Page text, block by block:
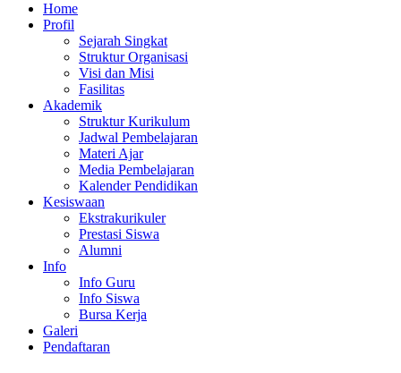
Home
Profil
Sejarah Singkat
Struktur Organisasi
Visi dan Misi
Fasilitas
Akademik
Struktur Kurikulum
Jadwal Pembelajaran
Materi Ajar
Media Pembelajaran
Kalender Pendidikan
Kesiswaan
Ekstrakurikuler
Prestasi Siswa
Alumni
Info
Info Guru
Info Siswa
Bursa Kerja
Galeri
Pendaftaran